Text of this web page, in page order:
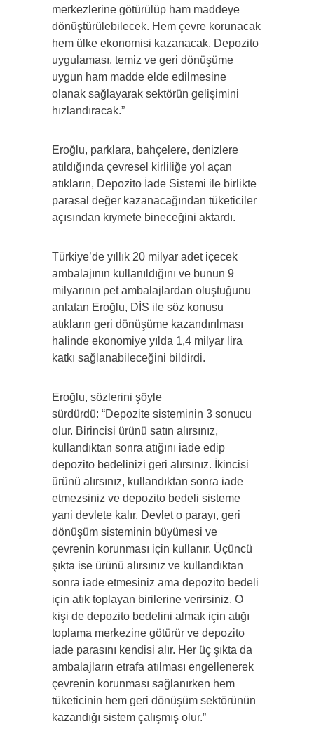
merkezlerine götürülüp ham maddeye
dönüştürülebilecek. Hem çevre korunacak
hem ülke ekonomisi kazanacak. Depozito
uygulaması, temiz ve geri dönüşüme
uygun ham madde elde edilmesine
olanak sağlayarak sektörün gelişimini
hızlandıracak.”
Eroğlu, parklara, bahçelere, denizlere
atıldığında çevresel kirliliğe yol açan
atıkların, Depozito İade Sistemi ile birlikte
parasal değer kazanacağından tüketiciler
açısından kıymete bineceğini aktardı.
Türkiye’de yıllık 20 milyar adet içecek
ambalajının kullanıldığını ve bunun 9
milyarının pet ambalajlardan oluştuğunu
anlatan Eroğlu, DİS ile söz konusu
atıkların geri dönüşüme kazandırılması
halinde ekonomiye yılda 1,4 milyar lira
katkı sağlanabileceğini bildirdi.
Eroğlu, sözlerini şöyle
sürdürdü: “Depozite sisteminin 3 sonucu
olur. Birincisi ürünü satın alırsınız,
kullandıktan sonra atığını iade edip
depozito bedelinizi geri alırsınız. İkincisi
ürünü alırsınız, kullandıktan sonra iade
etmezsiniz ve depozito bedeli sisteme
yani devlete kalır. Devlet o parayı, geri
dönüşüm sisteminin büyümesi ve
çevrenin korunması için kullanır. Üçüncü
şıkta ise ürünü alırsınız ve kullandıktan
sonra iade etmesiniz ama depozito bedeli
için atık toplayan birilerine verirsiniz. O
kişi de depozito bedelini almak için atığı
toplama merkezine götürür ve depozito
iade parasını kendisi alır. Her üç şıkta da
ambalajların etrafa atılması engellenerek
çevrenin korunması sağlanırken hem
tüketicinin hem geri dönüşüm sektörünün
kazandığı sistem çalışmış olur.”